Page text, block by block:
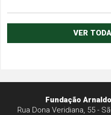
VER
Fundação
Rua Dona Veridiana, 55 -